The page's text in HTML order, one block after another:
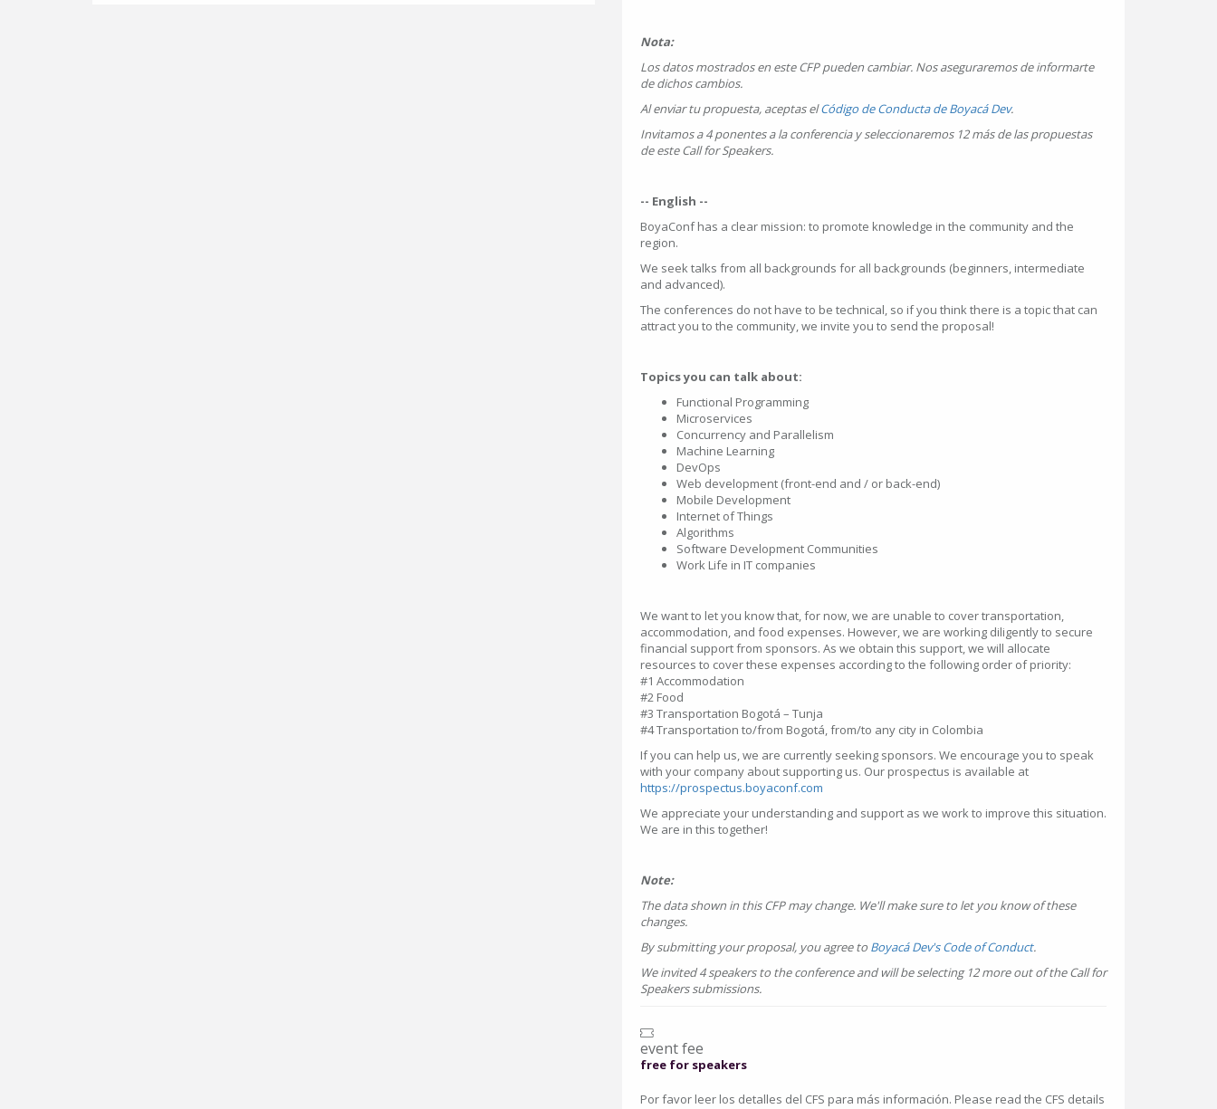
Nota:
Los datos mostrados en este CFP pueden cambiar. Nos aseguraremos de informarte
de dichos cambios.
Al enviar tu propuesta, aceptas elCódigo de Conducta de Boyacá Dev.
Invitamos a 4 ponentes a la conferencia y seleccionaremos 12 más de las propuestas
de este Call for Speakers.
-- English --
BoyaConf has a clear mission: to promote knowledge in the community and the
region.
We seek talks from all backgrounds for all backgrounds (beginners, intermediate
and advanced).
The conferences do not have to be technical, so if you think there is a topic that can
attract you to the community, we invite you to send the proposal!
Topics you can talk about:
Functional Programming
Microservices
Concurrency and Parallelism
Machine Learning
DevOps
Web development (front-end and / or back-end)
Mobile Development
Internet of Things
Algorithms
Software Development Communities
Work Life in IT companies
We want to let you know that, for now, we are unable to cover transportation,
accommodation, and food expenses. However, we are working diligently to secure
financial support from sponsors. As we obtain this support, we will allocate
resources to cover these expenses according to the following order of priority:
#1 Accommodation
#2 Food
#3 Transportation Bogotá – Tunja
#4 Transportation to/from Bogotá, from/to any city in Colombia
If you can help us, we are currently seeking sponsors. We encourage you to speak
with your company about supporting us. Our prospectus is available at
https://prospectus.boyaconf.com
We appreciate your understanding and support as we work to improve this situation.
We are in this together!
Note:
The data shown in this CFP may change. We'll make sure to let you know of these
changes.
By submitting your proposal, you agree to Boyacá Dev's Code of Conduct.
We invited 4 speakers to the conference and will be selecting 12 more out of the Call for
Speakers submissions.
event fee
free for speakers
Por favor leer los detalles del CFS para más información. Please read the CFS details